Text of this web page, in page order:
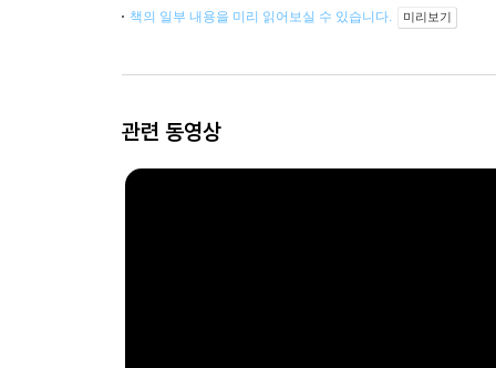
책의 일부 내용을 미리 읽어보실 수 있습니다. 미리보기
관련 동영상